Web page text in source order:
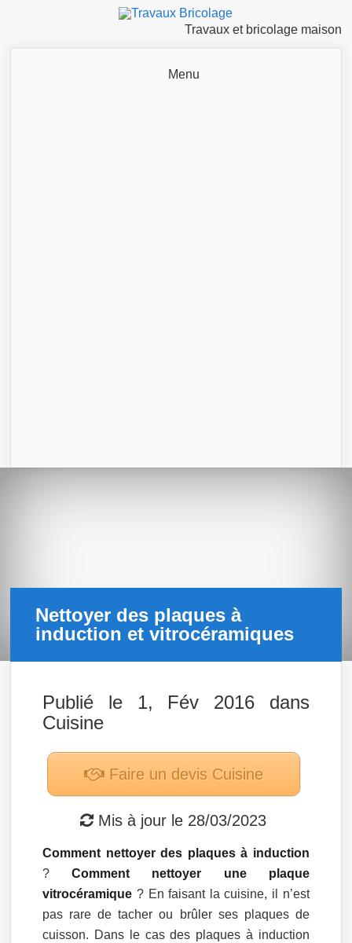
Travaux et bricolage maison
Menu
Nettoyer des plaques à
induction et vitrocéramiques
Publié le 1, Fév 2016 dans
Cuisine
Faire un devis Cuisine
Mis à jour le 28/03/2023
Comment nettoyer des plaques à induction
?Comment nettoyer une plaque
vitrocéramique ? En faisant la cuisine, il n’est
pas rare de tacher ou brûler ses plaques de
cuisson. Dans le cas des plaques à induction